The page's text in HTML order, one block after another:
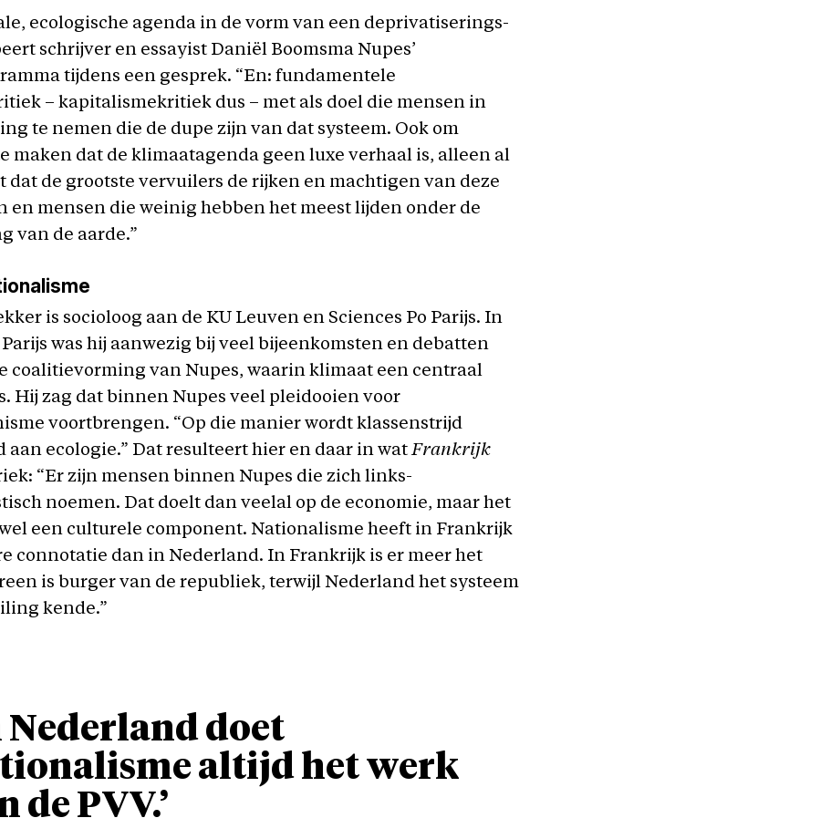
ecologische agenda in de vorm van een deprivatiserings-
schrijver en essayist Daniël Boomsma Nupes’
tijdens een gesprek. “En: fundamentele
– kapitalismekritiek dus – met als doel die mensen in
te nemen die de dupe zijn van dat systeem. Ook om
maken dat de klimaatagenda geen luxe verhaal is, alleen al
dat de grootste vervuilers de rijken en machtigen van deze
en mensen die weinig hebben het meest lijden onder de
van de aarde.”
is socioloog aan de KU Leuven en Sciences Po Parijs. In
was hij aanwezig bij veel bijeenkomsten en debatten
coalitievorming van Nupes, waarin klimaat een centraal
Hij zag dat binnen Nupes veel pleidooien voor
voortbrengen. “Op die manier wordt klassenstrijd
aan ecologie.” Dat resulteert hier en daar in watFrankrijk
“Er zijn mensen binnen Nupes die zich links-
noemen. Dat doelt dan veelal op de economie, maar het
een culturele component. Nationalisme heeft in Frankrijk
connotatie dan in Nederland. In Frankrijk is er meer het
is burger van de republiek, terwijl Nederland het systeem
kende.”
Nederland doet
altijd het werk
de PVV.’